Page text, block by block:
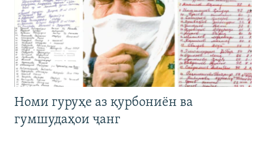
Номи гуруҳе аз қурбониён ва
гумшудаҳои ҷанг